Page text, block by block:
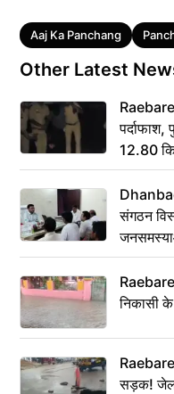
Tags
Aaj Ka Panchang
Other Latest
12.80
संगठन
निकासी
सड़क! जेल